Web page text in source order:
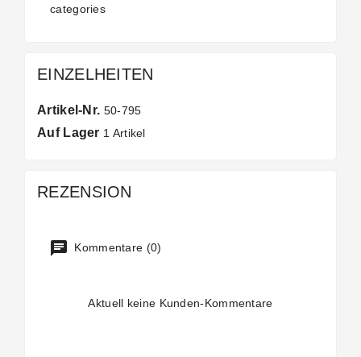
categories
EINZELHEITEN
Artikel-Nr. 50-795
Auf Lager 1 Artikel
REZENSION
Kommentare (0)
Aktuell keine Kunden-Kommentare